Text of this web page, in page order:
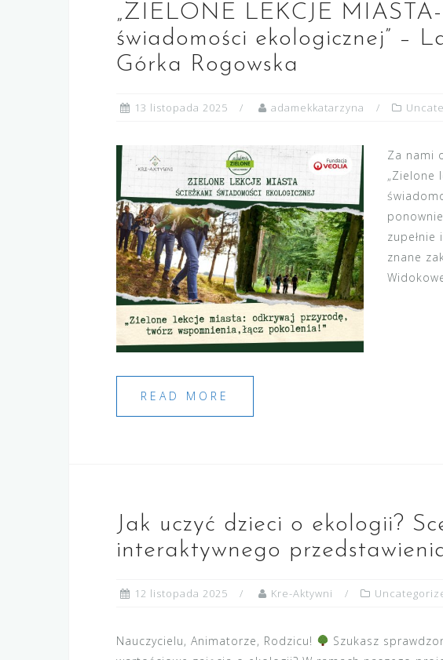
„ZIELONE LEKCJE MIASTA-
świadomości ekologicznej” –
Górka Rogowska
13 listopada 2025 adamekkatarzyna
Za nami
„Zielone
zupełnie
znane
READ MORE
Jak uczyć dzieci o ekologii?
interaktywnego
12 listopada 2025 Kre-Aktywni
Nauczycielu, Animatorze, Rodzicu!
Szukasz